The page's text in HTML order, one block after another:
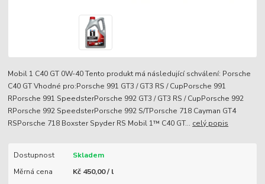
Mobil 1 C40 GT 0W-40 Tento produkt má následující schválení: Porsche
C40 GT Vhodné pro:Porsche 991 GT3 / GT3 RS / CupPorsche 991
RPorsche 991 SpeedsterPorsche 992 GT3 / GT3 RS / CupPorsche 992
RPorsche 992 SpeedsterPorsche 992 S/TPorsche 718 Cayman GT4
RSPorsche 718 Boxster Spyder RS Mobil 1™ C40 GT... celý popis
Dostupnost
Skladem
Měrná cena
Kč 450,00 / l